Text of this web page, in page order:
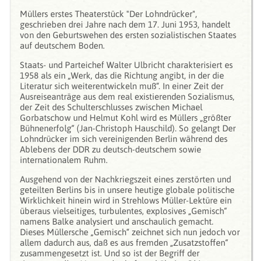
Müllers erstes Theaterstück "Der Lohndrücker",
geschrieben drei Jahre nach dem 17. Juni 1953, handelt
von den Geburtswehen des ersten sozialistischen Staates
auf deutschem Boden.
Staats- und Parteichef Walter Ulbricht charakterisiert es
1958 als ein „Werk, das die Richtung angibt, in der die
Literatur sich weiterentwickeln muß“. In einer Zeit der
Ausreiseanträge aus dem real existierenden Sozialismus,
der Zeit des Schulterschlusses zwischen Michael
Gorbatschow und Helmut Kohl wird es Müllers „größter
Bühnenerfolg“ (Jan-Christoph Hauschild). So gelangt Der
Lohndrücker im sich vereinigenden Berlin während des
Ablebens der DDR zu deutsch-deutschem sowie
internationalem Ruhm.
Ausgehend von der Nachkriegszeit eines zerstörten und
geteilten Berlins bis in unsere heutige globale politische
Wirklichkeit hinein wird in Strehlows Müller-Lektüre ein
überaus vielseitiges, turbulentes, explosives „Gemisch“
namens Balke analysiert und anschaulich gemacht.
Dieses Müllersche „Gemisch“ zeichnet sich nun jedoch vor
allem dadurch aus, daß es aus fremden „Zusatzstoffen“
zusammengesetzt ist. Und so ist der Begriff der